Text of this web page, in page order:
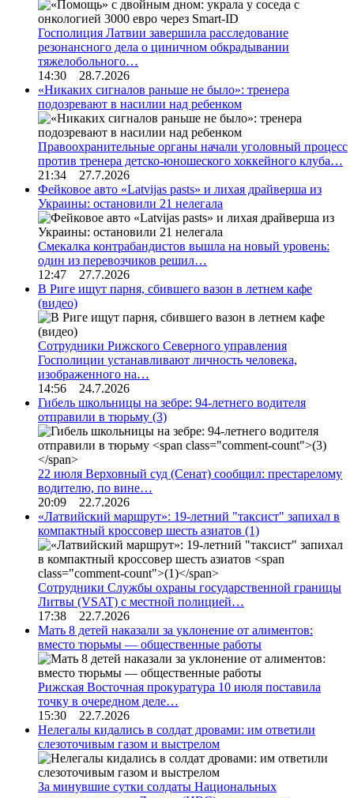
Госполиция Латвии завершила расследование
резонансного дела о циничном обкрадывании
тяжелобольного…
14:30 28.7.2026
«Никаких сигналов раньше не было»: тренера
подозревают в насилии над ребенком
Правоохранительные органы начали уголовный процесс
против тренера детско-юношеского хоккейного клуба…
21:34 27.7.2026
Фейковое авто «Latvijas pasts» и лихая драйверша из
Украины: остановили 21 нелегала
Смекалка контрабандистов вышла на новый уровень:
один из перевозчиков решил…
12:47 27.7.2026
В Риге ищут парня, сбившего вазон в летнем кафе
(видео)
Сотрудники Рижского Северного управления
Госполиции устанавливают личность человека,
изображенного на…
14:56 24.7.2026
Гибель школьницы на зебре: 94-летнего водителя
отправили в тюрьму (3)
22 июля Верховный суд (Сенат) сообщил: престарелому
водителю, по вине…
20:09 22.7.2026
«Латвийский маршрут»: 19-летний "таксист" запихал в
компактный кроссовер шесть азиатов (1)
Сотрудники Службы охраны государственной границы
Литвы (VSAT) с местной полицией…
17:38 22.7.2026
Мать 8 детей наказали за уклонение от алиментов:
вместо тюрьмы — общественные работы
Рижская Восточная прокуратура 10 июля поставила
точку в очередном деле…
15:30 22.7.2026
Нелегалы кидались в солдат дровами: им ответили
слезоточивым газом и выстрелом
За минувшие сутки солдаты Национальных